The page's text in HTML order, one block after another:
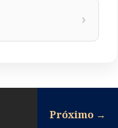
›
Próximo →